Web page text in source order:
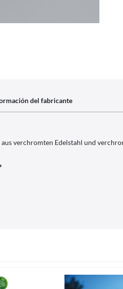
del fabricante
verchromten Edelstahl und